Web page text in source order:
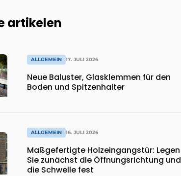
artikelen
ALLGEMEIN 17. JULI 2026
Neue Baluster, Glasklemmen für den
Boden und Spitzenhalter
ALLGEMEIN 16. JULI 2026
Maßgefertigte Holzeingangstür: Legen
Sie zunächst die Öffnungsrichtung und
die Schwelle fest